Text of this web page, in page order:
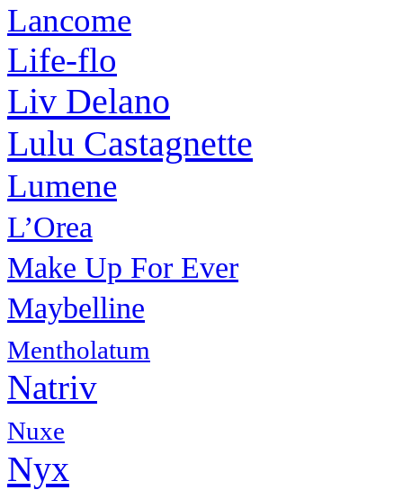
Lancome
Life-flo
Liv Delano
Lulu Castagnette
Lumene
L’Orea
Make Up For Ever
Maybelline
Mentholatum
Natriv
Nuxe
Nyx